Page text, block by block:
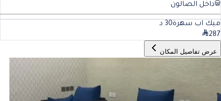
داخل الصالون
ميك اب سهرة30 د
287
عرض تفاصيل المكان